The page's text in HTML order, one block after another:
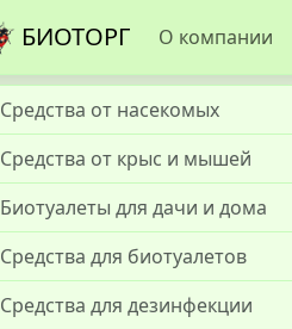
БИОТОРГ О компании
Средства от насекомых
Средства от крыс и мышей
Биотуалеты для дачи и дома
Средства для биотуалетов
Средства для дезинфекции